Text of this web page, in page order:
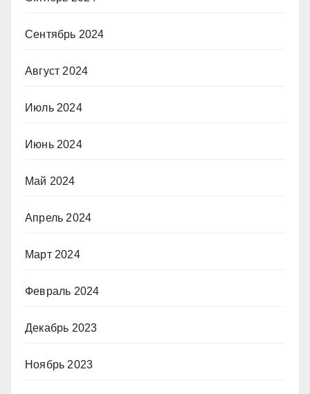
Сентябрь 2024
Август 2024
Июль 2024
Июнь 2024
Май 2024
Апрель 2024
Март 2024
Февраль 2024
Декабрь 2023
Ноябрь 2023